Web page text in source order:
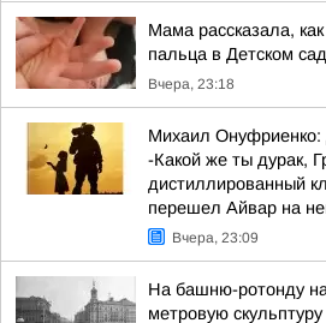
Мама рассказала,
пальца в Детском
Вчера, 23:18
Михаил Онуфриенко:
-Какой же ты дурак,
дистиллированный
перешел Айвар на
Вчера, 23:09
На башню-ротонду
метровую